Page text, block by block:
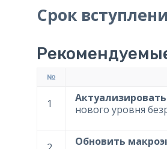
Срок
№
1
нового уровня
Обновить